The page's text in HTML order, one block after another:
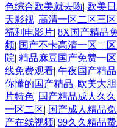
色综合欧美就去吻| 欧美
天影视| 高清一区二区三区
福利电影片| 8X国产精品
频| 国产不卡高清一区二
院| 精品麻豆国产免费一
线免费观看| 午夜国产精
你懂的国产精品| 欧美大
片特色| 国产精品成人久久
一区二区| 国产成人精品
产在线视频| 99久久精品